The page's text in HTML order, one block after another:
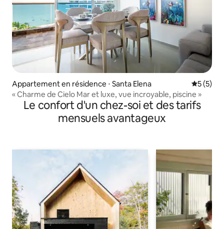
Appartement en résidence ⋅ Santa Elena
5 (5)
« Charme de Cielo Mar et luxe, vue incroyable, piscine »
Le confort d'un chez-soi et des tarifs
mensuels avantageux